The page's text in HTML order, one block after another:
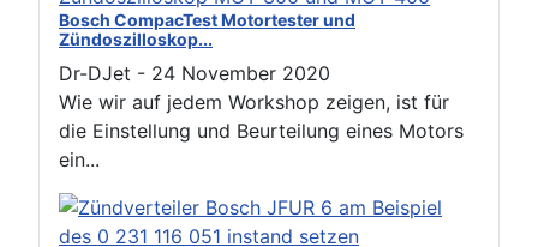
Bosch CompacTest Motortester und
Zündoszilloskop...
Dr-DJet - 24 November 2020
Wie wir auf jedem Workshop zeigen, ist für
die Einstellung und Beurteilung eines Motors
ein...